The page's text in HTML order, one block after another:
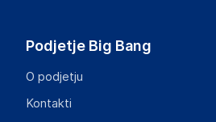
https://www.vidaxl.nl/
Gospodarski subjekt s
Podjetje Big Bang
O podjetju
Kontakti